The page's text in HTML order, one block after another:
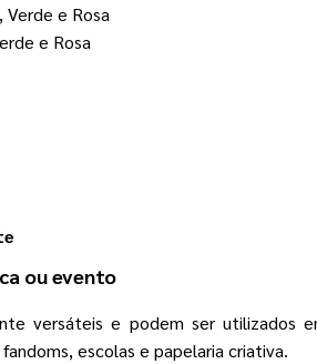
Verde e Rosa
e Rosa
ou evento
versáteis e podem ser utilizados
escolas e papelaria criativa.